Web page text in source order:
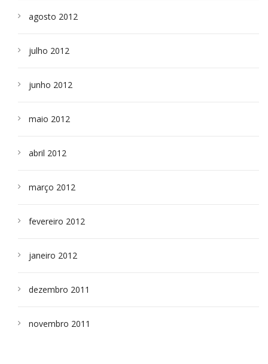
agosto 2012
julho 2012
junho 2012
maio 2012
abril 2012
março 2012
fevereiro 2012
janeiro 2012
dezembro 2011
novembro 2011